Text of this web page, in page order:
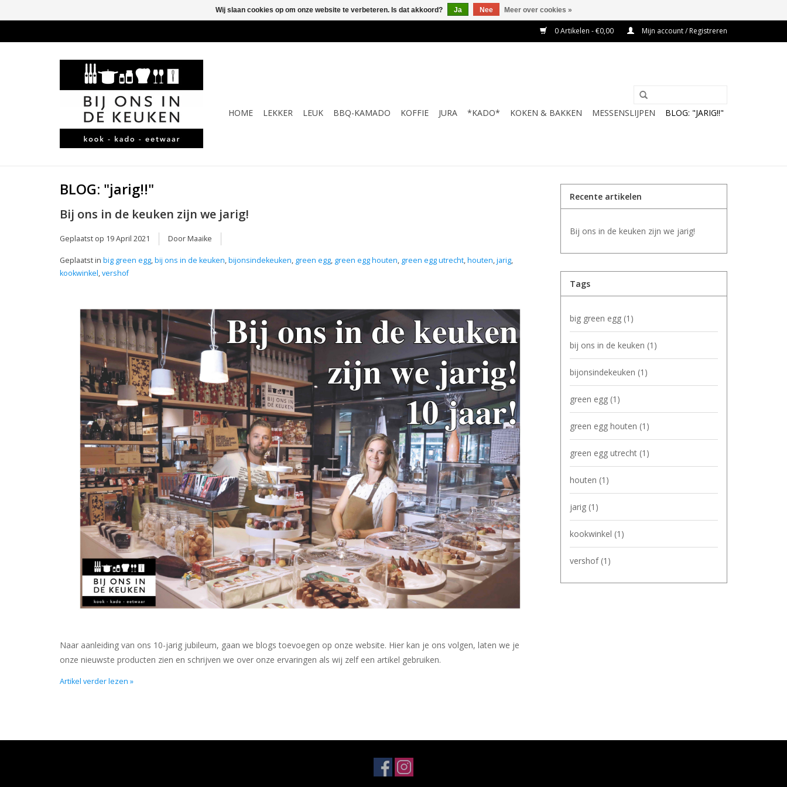
0 Artikelen - €0,00 Mijn account / Registreren
HOME LEKKER LEUK BBQ-KAMADO KOFFIE JURA *KADO* KOKEN & BAKKEN MESSENSLIJPEN BLOG: "JARIG!!"
BLOG: "jarig!!"
Bij ons in de keuken zijn we jarig!
Geplaatst op 19 April 2021 Door Maaike
Geplaatst in big green egg,bij ons in de keuken,bijonsindekeuken, green egg, green egg houten, green egg utrecht,houten,jarig,
kookwinkel,vershof
Naar aanleiding van ons 10-jarig jubileum, gaan we blogs toevoegen op onze website. Hier kan je ons volgen, laten we je
onze nieuwste producten zien en schrijven we over onze ervaringen als wij zelf een artikel gebruiken.
Artikel verder lezen »
Recente artikelen
Bij ons in de keuken zijn we jarig!
Tags
big green egg (1)
bij ons in de keuken (1)
bijonsindekeuken (1)
green egg (1)
green egg houten (1)
green egg utrecht (1)
houten (1)
jarig (1)
kookwinkel (1)
vershof (1)
Wij slaan cookies op om onze website te verbeteren. Is dat akkoord? Ja Nee Meer over cookies »